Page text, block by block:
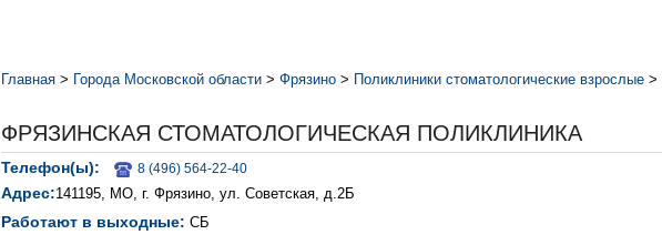
Главная > Города Московской области > Фрязино > Поликлиники стоматологические взрослые >
ФРЯЗИНСКАЯ СТОМАТОЛОГИЧЕСКАЯ ПОЛИКЛИНИКА
Телефон(ы): 8 (496) 564-22-40
Адрес:141195, МО, г. Фрязино, ул. Советская, д.2Б
Работают в выходные: СБ